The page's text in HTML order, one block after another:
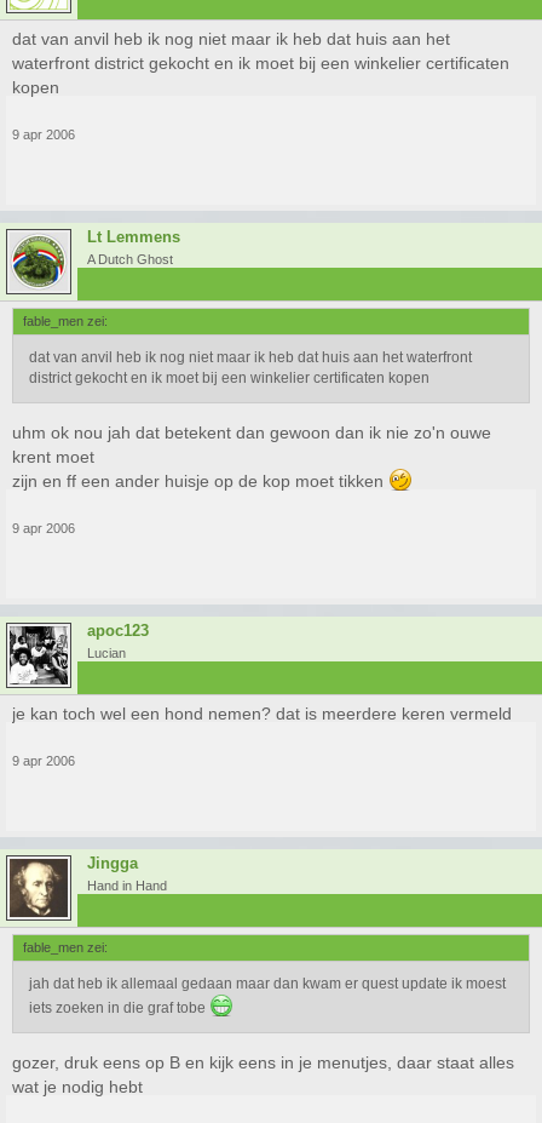
dat van anvil heb ik nog niet maar ik heb dat huis aan het
waterfront district gekocht en ik moet bij een winkelier certificaten
kopen
9 apr 2006
Lt Lemmens
A Dutch Ghost
fable_men zei:
dat van anvil heb ik nog niet maar ik heb dat huis aan het waterfront
district gekocht en ik moet bij een winkelier certificaten kopen
uhm ok nou jah dat betekent dan gewoon dan ik nie zo'n ouwe
krent moet
zijn en ff een ander huisje op de kop moet tikken
9 apr 2006
apoc123
Lucian
je kan toch wel een hond nemen? dat is meerdere keren vermeld
9 apr 2006
Jingga
Hand in Hand
fable_men zei:
jah dat heb ik allemaal gedaan maar dan kwam er quest update ik moest
iets zoeken in die graf tobe
gozer, druk eens op B en kijk eens in je menutjes, daar staat alles
wat je nodig hebt